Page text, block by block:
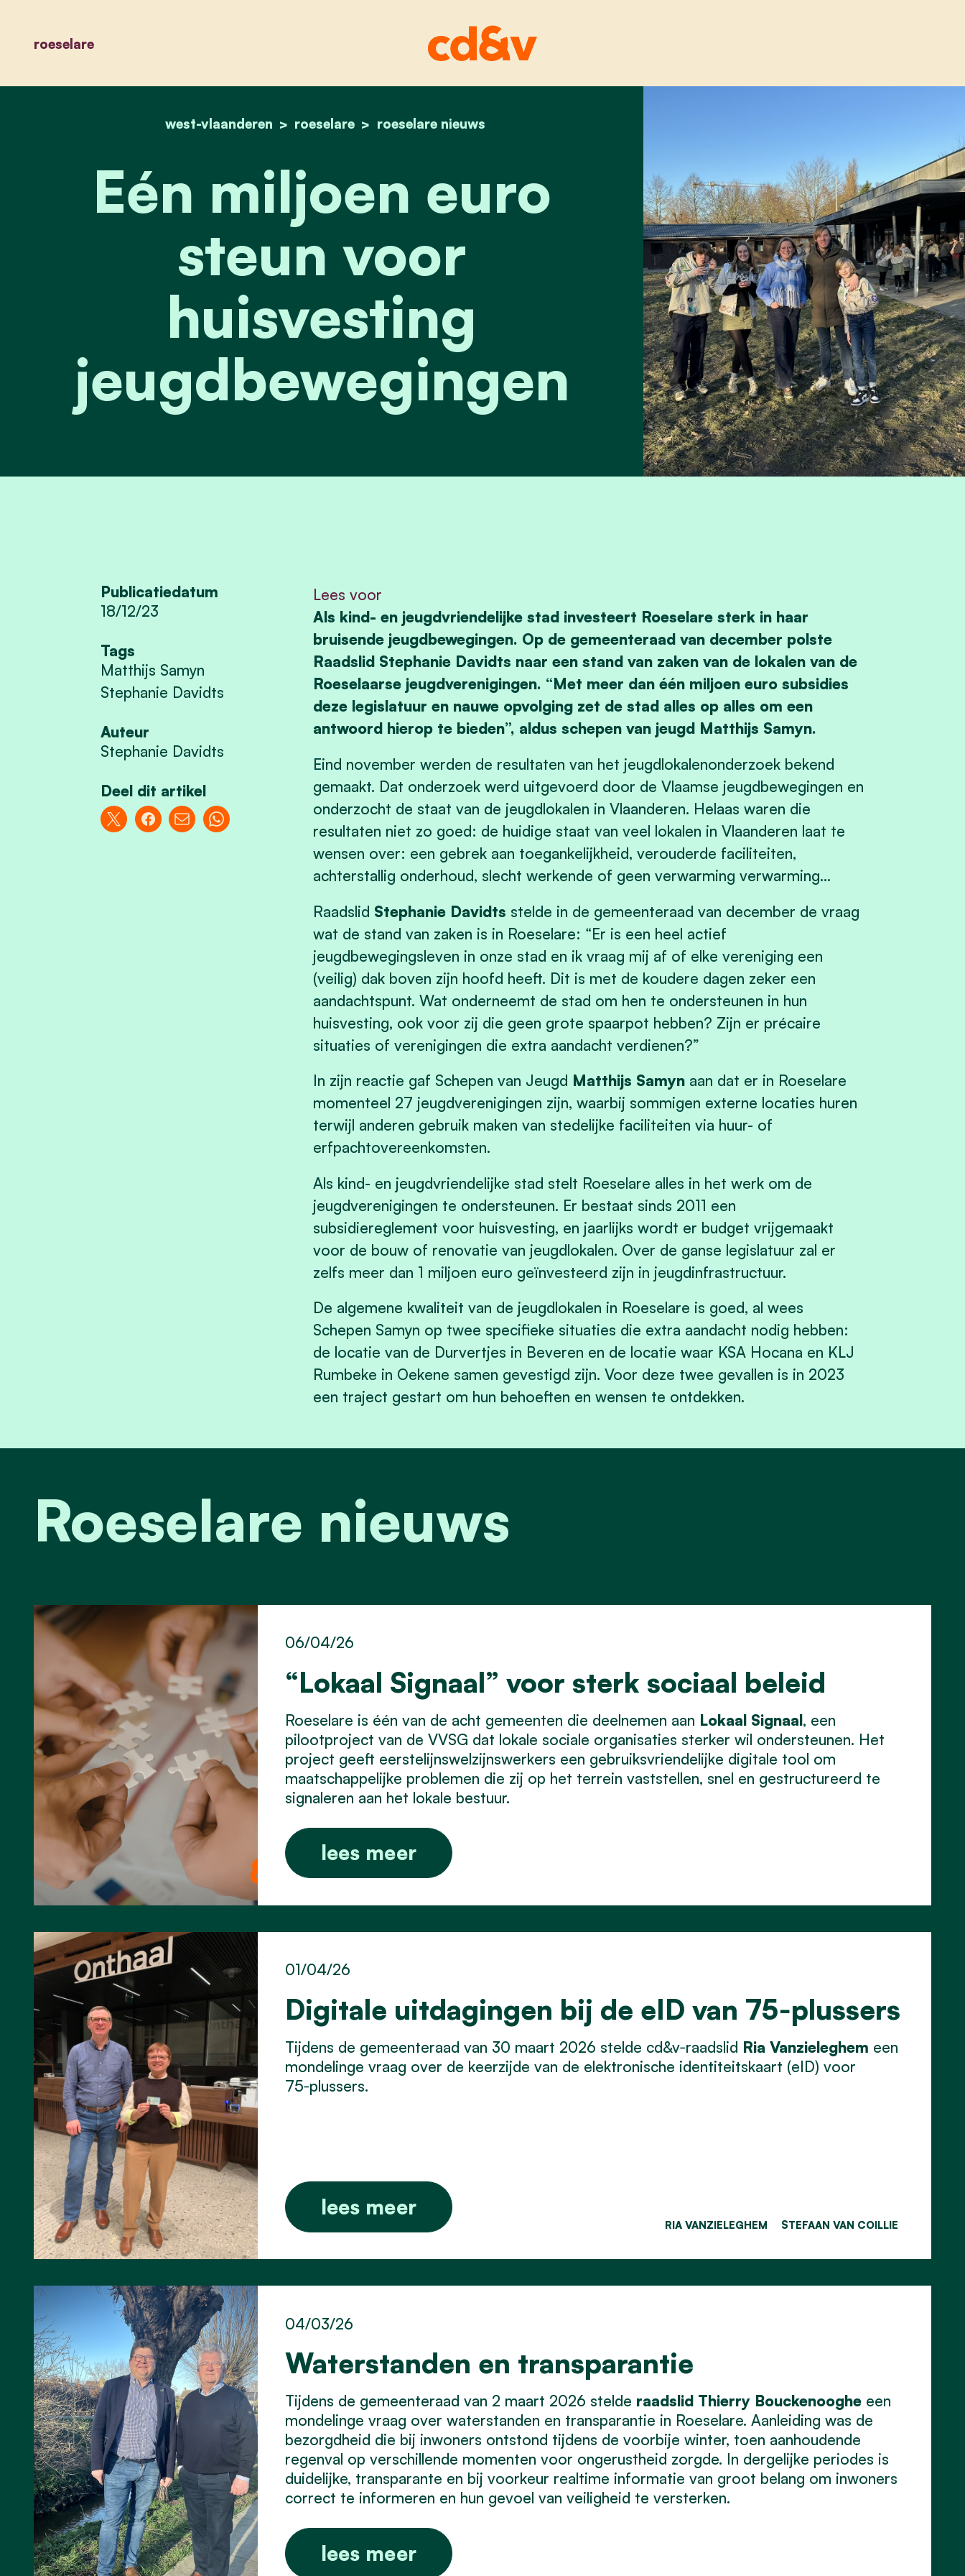
roeselare
home
west-vlaanderen roeselare roeselare nieuws
eén miljoen euro steun voor huisvesting jeugdbewegingen
Eén miljoen euro
steun voor
huisvesting
jeugdbewegingen
Publicatiedatum
18/12/23
Tags
Matthijs Samyn
Stephanie Davidts
Auteur
Stephanie Davidts
Deel dit artikel
Lees voor
Als kind- en jeugdvriendelijke stad investeert Roeselare sterk in haar
bruisende jeugdbewegingen. Op de gemeenteraad van december polste
Raadslid Stephanie Davidts naar een stand van zaken van de lokalen van de
Roeselaarse jeugdverenigingen. “Met meer dan één miljoen euro subsidies
deze legislatuur en nauwe opvolging zet de stad alles op alles om een
antwoord hierop te bieden”, aldus schepen van jeugd Matthijs Samyn.
Eind november werden de resultaten van het jeugdlokalenonderzoek bekend
gemaakt. Dat onderzoek werd uitgevoerd door de Vlaamse jeugdbewegingen en
onderzocht de staat van de jeugdlokalen in Vlaanderen. Helaas waren die
resultaten niet zo goed: de huidige staat van veel lokalen in Vlaanderen laat te
wensen over: een gebrek aan toegankelijkheid, verouderde faciliteiten,
achterstallig onderhoud, slecht werkende of geen verwarming verwarming…
Raadslid Stephanie Davidts stelde in de gemeenteraad van december de vraag
wat de stand van zaken is in Roeselare: “Er is een heel actief
jeugdbewegingsleven in onze stad en ik vraag mij af of elke vereniging een
(veilig) dak boven zijn hoofd heeft. Dit is met de koudere dagen zeker een
aandachtspunt. Wat onderneemt de stad om hen te ondersteunen in hun
huisvesting, ook voor zij die geen grote spaarpot hebben? Zijn er précaire
situaties of verenigingen die extra aandacht verdienen?”
In zijn reactie gaf Schepen van Jeugd Matthijs Samynaan dat er in Roeselare
momenteel 27 jeugdverenigingen zijn, waarbij sommigen externe locaties huren
terwijl anderen gebruik maken van stedelijke faciliteiten via huur- of
erfpachtovereenkomsten.
Als kind- en jeugdvriendelijke stad stelt Roeselare alles in het werk om de
jeugdverenigingen te ondersteunen. Er bestaat sinds 2011 een
subsidiereglement voor huisvesting, en jaarlijks wordt er budget vrijgemaakt
voor de bouw of renovatie van jeugdlokalen. Over de ganse legislatuur zal er
zelfs meer dan 1 miljoen euro geïnvesteerd zijn in jeugdinfrastructuur.
De algemene kwaliteit van de jeugdlokalen in Roeselare is goed, al wees
Schepen Samyn op twee specifieke situaties die extra aandacht nodig hebben:
de locatie van de Durvertjes in Beveren en de locatie waar KSA Hocana en KLJ
Rumbeke in Oekene samen gevestigd zijn. Voor deze twee gevallen is in 2023
een traject gestart om hun behoeften en wensen te ontdekken.
Roeselare nieuws
“Lokaal Signaal” voor sterk sociaal beleid
06/04/26
Roeselare is één van de acht gemeenten die deelnemen aan Lokaal Signaal, een
pilootproject van de VVSG dat lokale sociale organisaties sterker wil ondersteunen. Het
project geeft eerstelijnswelzijnswerkers een gebruiksvriendelijke digitale tool om
maatschappelijke problemen die zij op het terrein vaststellen, snel en gestructureerd te
signaleren aan het lokale bestuur.
lees meer
Digitale uitdagingen bij de eID van 75‑plussers
01/04/26
Tijdens de gemeenteraad van 30 maart 2026 stelde cd&v‑raadslid Ria Vanzieleghem een
mondelinge vraag over de keerzijde van de elektronische identiteitskaart (eID) voor
75‑plussers.
lees meer
RIA VANZIELEGHEM STEFAAN VAN COILLIE
Waterstanden en transparantie
04/03/26
Tijdens de gemeenteraad van 2 maart 2026 stelde raadslid Thierry Bouckenoogheeen
mondelinge vraag over waterstanden en transparantie in Roeselare. Aanleiding was de
bezorgdheid die bij inwoners ontstond tijdens de voorbije winter, toen aanhoudende
regenval op verschillende momenten voor ongerustheid zorgde. In dergelijke periodes is
duidelijke, transparante en bij voorkeur realtime informatie van groot belang om inwoners
correct te informeren en hun gevoel van veiligheid te versterken.
lees meer